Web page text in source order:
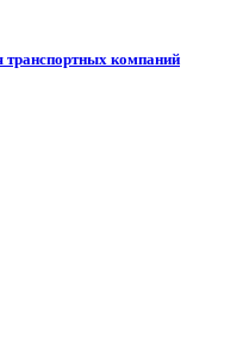
транспортных компаний